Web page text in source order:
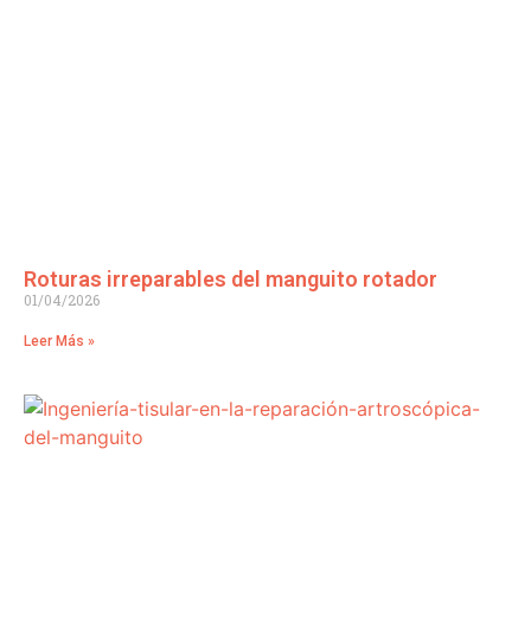
Roturas irreparables del manguito rotador
01/04/2026
Leer Más »